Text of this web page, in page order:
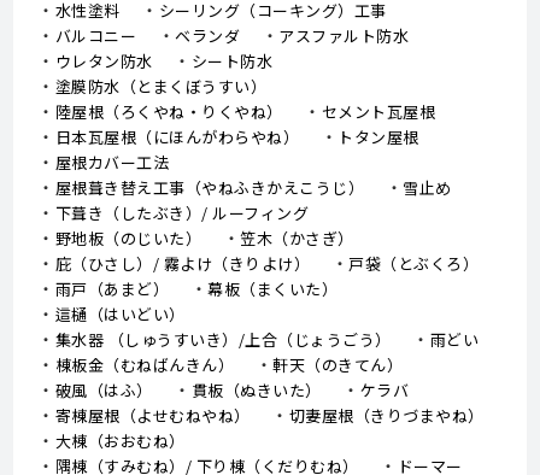
水性塗料
シーリング（コーキング）工事
バルコニー
ベランダ
アスファルト防水
ウレタン防水
シート防水
塗膜防水（とまくぼうすい）
陸屋根（ろくやね・りくやね）
セメント瓦屋根
日本瓦屋根（にほんがわらやね）
トタン屋根
屋根カバー工法
屋根葺き替え工事（やねふきかえこうじ）
雪止め
下葺き（したぶき）/ ルーフィング
野地板（のじいた）
笠木（かさぎ）
庇（ひさし）/ 霧よけ（きりよけ）
戸袋（とぶくろ）
雨戸（あまど）
幕板（まくいた）
這樋（はいどい）
集水器 （しゅうすいき）/上合（じょうごう）
雨どい
棟板金（むねばんきん）
軒天（のきてん）
破風（はふ）
貫板（ぬきいた）
ケラバ
寄棟屋根（よせむねやね）
切妻屋根（きりづまやね）
大棟（おおむね）
隅棟（すみむね）/ 下り棟（くだりむね）
ドーマー